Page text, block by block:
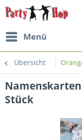
Menü
Übersicht
Stück